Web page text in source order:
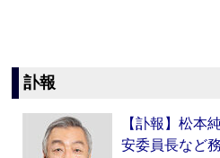
訃報
【訃報】松本
安委員長など